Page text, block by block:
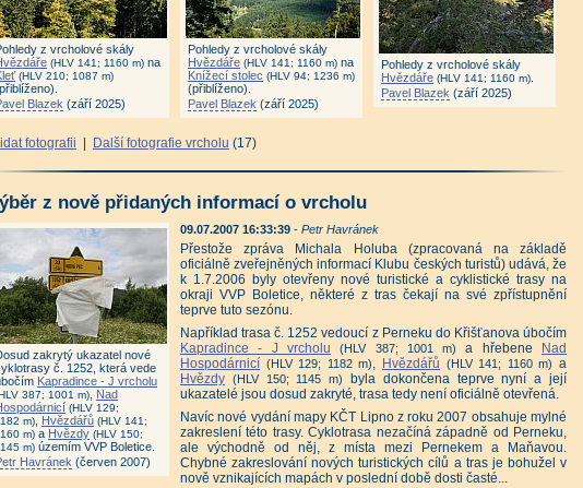
z vrcholové skály
(HLV 141; 1160 m) na
(HLV 210; 1087 m)
Blazek (září 2025)
Pohledy z vrcholové skály
Hvězdáře (HLV 141; 1160 m) na
Knížecí stolec (HLV 94; 1236 m)
(přiblíženo).
Pavel Blazek (září 2025)
Pohledy z vrcholové skály
Hvězdáře (HLV 141; 1160 m)
Pavel Blazek (září 2025)
fotografii Další fotografie vrcholu (17)
z nově přidaných informací o vrcholu
zakrytý ukazatel nové
č. 1252, která vede
Kapradince - J vrcholu
387; 1001 m)
Nad
(HLV 129;
m)
Hvězdářů (HLV 141;
m) a Hvězdy (HLV 150;
m) územím VVP Boletice.
Havránek (červen 2007)
09.07.2007 16:33:39 - Petr Havránek
Přestože zpráva Michala Holuba (zpracovaná na základě
oficiálně zveřejněných informací Klubu českých turistů) udává, že
k 1.7.2006 byly otevřeny nové turistické a cyklistické trasy na
okraji VVP Boletice, některé z tras čekají na své zpřístupnění
teprve tuto sezónu.
Například trasa č. 1252 vedoucí z Perneku do Křišťanova úbočím
Kapradince - J vrcholu (HLV 387; 1001 m) a hřebene
Nad
Hospodárnicí (HLV 129; 1182 m), Hvězdářů (HLV 141; 1160 m) a
Hvězdy (HLV 150; 1145 m)
byla dokončena teprve nyní a její
ukazatelé jsou dosud zakryté, trasa tedy není oficiálně otevřená.
Navíc nové vydání mapy KČT Lipno z roku 2007 obsahuje mylné
zakreslení této trasy. Cyklotrasa nezačíná západně od Perneku,
ale východně od něj, z místa mezi Pernekem a Maňavou.
Chybné zakreslování nových turistických cílů a tras je bohužel v
nově vznikajících mapách v poslední době dosti časté...